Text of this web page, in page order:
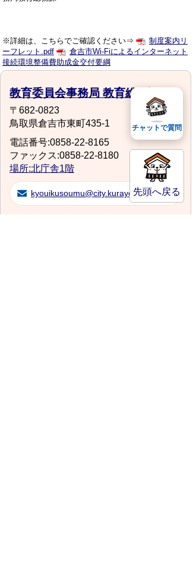
※詳細は、こちらでご確認ください⇒
制度案内リ
ーフレット.pdf
倉吉市Wi-Fiによるインターネット
接続環境整備費助成金交付要綱
教育委員会事務局 教育総務課
〒682-0823
鳥取県倉吉市東町435-1
電話番号:0858-22-8165
ファックス:0858-22-8180
場所:北庁舎1階
kyouikusoumu@city.kurayoshi.lg.jp
先頭へ戻る
チャットで質問